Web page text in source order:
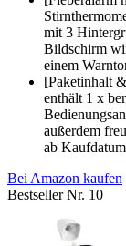
mit 3
Bildschirm
einem
[Paketinhalt
enthält 1 x
außerdem
ab Kaufdatum
Bei Amazon kaufen
Bestseller Nr. 10